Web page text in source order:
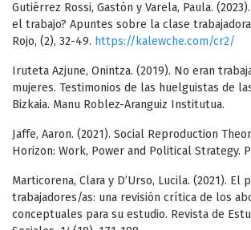
Gutiérrez Rossi, Gastón y Varela, Paula.
el trabajo? Apuntes sobre la clase
Rojo, (2), 32-49. https://kalewche.com/cr2/
Iruteta Azjune, Onintza. (2019). No eran
mujeres. Testimonios de las huelguistas de
Bizkaia. Manu Roblez-Aranguiz Institutua.
Jaffe, Aaron. (2021). Social Reproduction
Horizon: Work, Power and Political Strategy.
Marticorena, Clara y D’Urso, Lucila. (2021). El
trabajadores/as: una revisión crítica de los
conceptuales para su estudio. Revista de